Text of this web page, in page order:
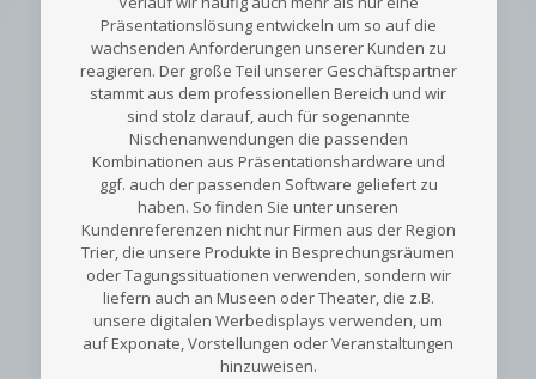
Präsentationslösung entwickeln um so auf die
wachsenden Anforderungen unserer Kunden zu
reagieren. Der große Teil unserer Geschäftspartner
stammt aus dem professionellen Bereich und wir
sind stolz darauf, auch für sogenannte
Nischenanwendungen die passenden
Kombinationen aus Präsentationshardware und
ggf. auch der passenden Software geliefert zu
haben. So finden Sie unter unseren
Kundenreferenzen nicht nur Firmen aus der Region
Trier, die unsere Produkte in Besprechungsräumen
oder Tagungssituationen verwenden, sondern wir
liefern auch an Museen oder Theater, die z.B.
unsere digitalen Werbedisplays verwenden, um
auf Exponate, Vorstellungen oder Veranstaltungen
hinzuweisen.